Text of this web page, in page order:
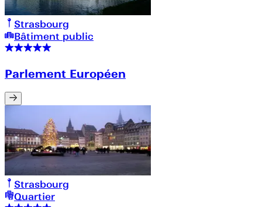
Strasbourg
Bâtiment public
Parlement Européen
Strasbourg
Quartier